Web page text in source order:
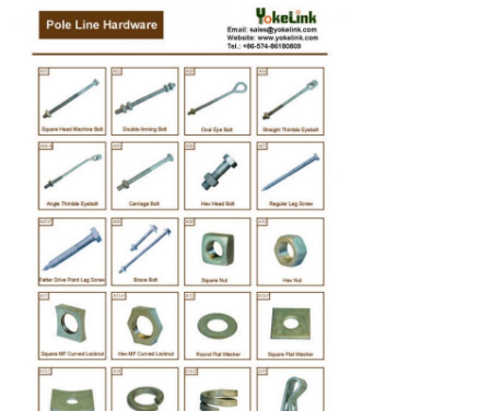
Наши
преимущества:
1- В срок доставка.
2Защита платежей
3Защита качества продукции
Примечание:
Пожалуйста, дайте нам знать размер,
количество, материал или класс,
поверхность, Если это специальные и
нестандартные продукты, пожалуйста,
предоставьте рисунок или фотографии